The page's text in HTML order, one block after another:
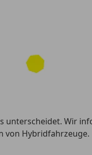
unterscheidet. Wir
von Hybridfahrzeuge.